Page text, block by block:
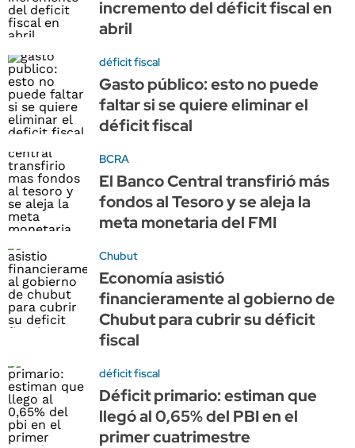
incremento del déficit fiscal en
abril
déficit fiscal
Gasto público: esto no puede
faltar si se quiere eliminar el
déficit fiscal
BCRA
El Banco Central transfirió más
fondos al Tesoro y se aleja la
meta monetaria del FMI
Chubut
Economía asistió
financieramente al gobierno de
Chubut para cubrir su déficit
fiscal
déficit fiscal
Déficit primario: estiman que
llegó al 0,65% del PBI en el
primer cuatrimestre